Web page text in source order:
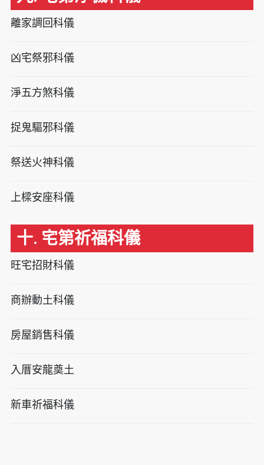
離家調回科儀
凶宅祭邪科儀
淨五方煞科儀
捉鬼驅邪科儀
祭送火神科儀
上樑安座科儀
十. 宅第祈福科儀
旺宅招財科儀
商辦動土科儀
房屋銷售科儀
入厝安龍奠土
新車祈福科儀